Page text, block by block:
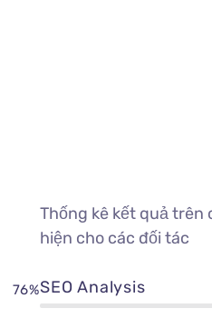
Thống kê kết quả
hiện cho các đối tác
SEO Analysis
76%